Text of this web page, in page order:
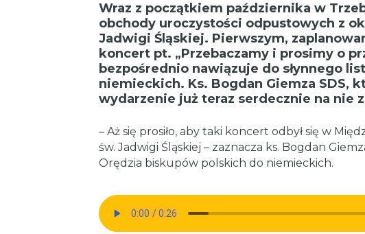
Wraz z początkiem października w
obchody uroczystości odpustowych z
Jadwigi Śląskiej. Pierwszym,
koncert pt. „Przebaczamy i prosimy o
bezpośrednio nawiązuje do słynnego
niemieckich. Ks. Bogdan Giemza SDS,
wydarzenie już teraz serdecznie na nie
– Aż się prosiło, aby taki koncert odbył się w
św. Jadwigi Śląskiej – zaznacza ks. Bogdan
Orędzia biskupów polskich do niemieckich.